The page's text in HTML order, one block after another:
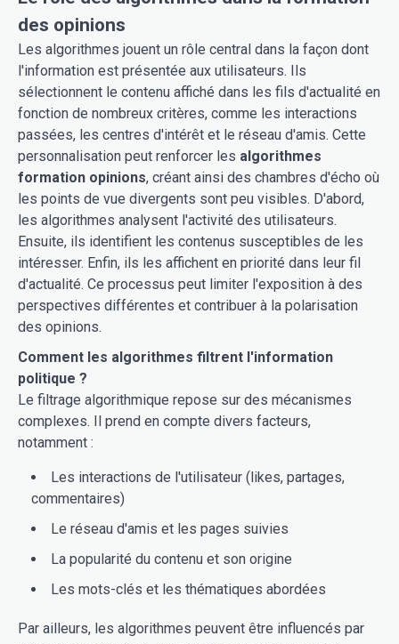
des opinions
Les algorithmes jouent un rôle central dans la façon dont
l'information est présentée aux utilisateurs. Ils
sélectionnent le contenu affiché dans les fils d'actualité en
fonction de nombreux critères, comme les interactions
passées, les centres d'intérêt et le réseau d'amis. Cette
personnalisation peut renforcer les algorithmes
formation opinions, créant ainsi des chambres d'écho où
les points de vue divergents sont peu visibles. D'abord,
les algorithmes analysent l'activité des utilisateurs.
Ensuite, ils identifient les contenus susceptibles de les
intéresser. Enfin, ils les affichent en priorité dans leur fil
d'actualité. Ce processus peut limiter l'exposition à des
perspectives différentes et contribuer à la polarisation
des opinions.
Comment les algorithmes filtrent l'information
politique ?
Le filtrage algorithmique repose sur des mécanismes
complexes. Il prend en compte divers facteurs,
notamment :
Les interactions de l'utilisateur (likes, partages,
commentaires)
Le réseau d'amis et les pages suivies
La popularité du contenu et son origine
Les mots-clés et les thématiques abordées
Par ailleurs, les algorithmes peuvent être influencés par